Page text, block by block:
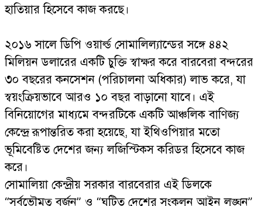
হাতিয়ার হিসেবে কাজ করছে।
২০১৬ সালে ডিপি ওয়ার্ল্ড সোমালিল্যান্ডের সঙ্গে ৪৪২
মিলিয়ন ডলারের একটি চুক্তি স্বাক্ষর করে বারবেরা বন্দরের
৩০ বছরের কনসেশন (পরিচালনা অধিকার) লাভ করে, যা
স্বয়ংক্রিয়ভাবে আরও ১০ বছর বাড়ানো যাবে। এই
বিনিয়োগের মাধ্যমে বন্দরটিকে একটি আঞ্চলিক বাণিজ্য
কেন্দ্রে রূপান্তরিত করা হয়েছে, যা ইথিওপিয়ার মতো
ভূমিবেষ্টিত দেশের জন্য লজিস্টিকস করিডর হিসেবে কাজ
করে।
সোমালিয়া কেন্দ্রীয় সরকার বারবেরার এই ডিলকে
“সর্বভৌমত্ব বর্জন” ও “ঘটিত দেশের সংকলন আইন লঙ্ঘন”